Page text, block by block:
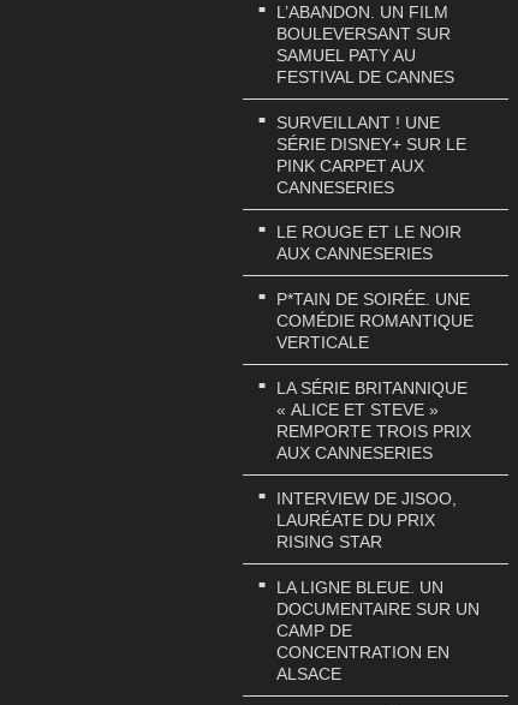
L’ABANDON. UN FILM
BOULEVERSANT SUR
SAMUEL PATY AU
FESTIVAL DE CANNES
SURVEILLANT ! UNE
SÉRIE DISNEY+ SUR LE
PINK CARPET AUX
CANNESERIES
LE ROUGE ET LE NOIR
AUX CANNESERIES
P*TAIN DE SOIRÉE. UNE
COMÉDIE ROMANTIQUE
VERTICALE
LA SÉRIE BRITANNIQUE
« ALICE ET STEVE »
REMPORTE TROIS PRIX
AUX CANNESERIES
INTERVIEW DE JISOO,
LAURÉATE DU PRIX
RISING STAR
LA LIGNE BLEUE. UN
DOCUMENTAIRE SUR UN
CAMP DE
CONCENTRATION EN
ALSACE